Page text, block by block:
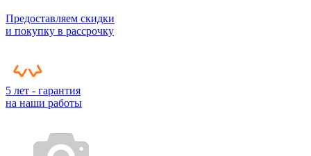
Предоставляем скидки
и покупку в рассрочку
5 лет - гарантия
на наши работы